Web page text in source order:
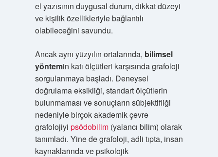
el yazısının duygusal durum, dikkat düzeyi
ve kişilik özellikleriyle bağlantılı
olabileceğini savundu.
Ancak aynı yüzyılın ortalarında, bilimsel
yöntemin katı ölçütleri karşısında grafoloji
sorgulanmaya başladı. Deneysel
doğrulama eksikliği, standart ölçütlerin
bulunmaması ve sonuçların sübjektifliği
nedeniyle birçok akademik çevre
grafolojiyi psödobilim(yalancı bilim) olarak
tanımladı. Yine de grafoloji, adli tıpta, insan
kaynaklarında ve psikolojik